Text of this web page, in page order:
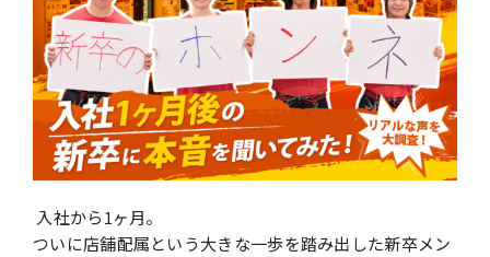
About us
Topics
入社から1ヶ月。
ついに店舗配属という大きな一歩を踏み出した新卒メン